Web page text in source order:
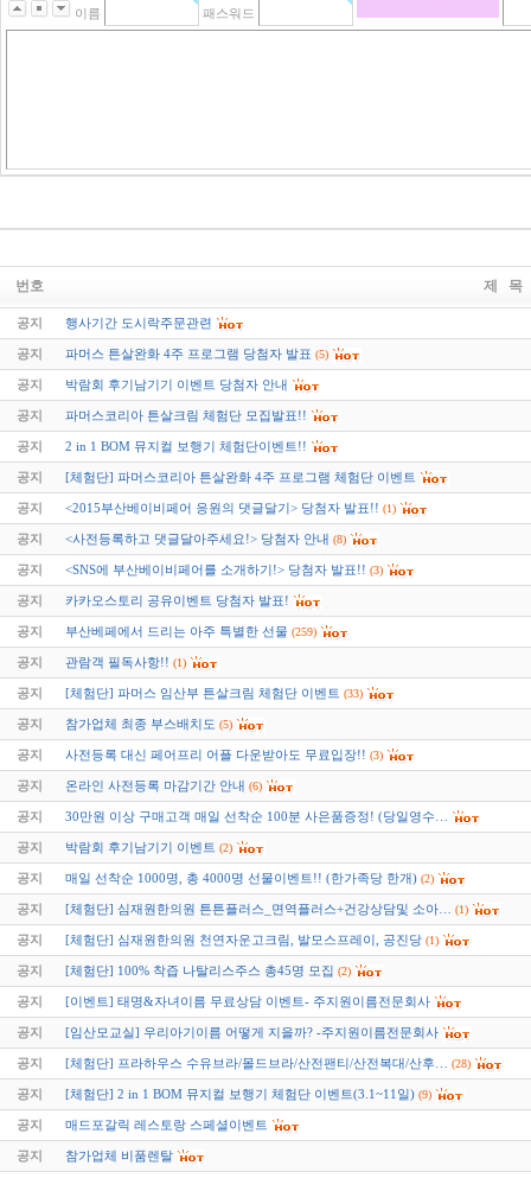
이름 패스워드
번호 제 목
공지 행사기간 도시락주문관련
공지 파머스 튼살완화 4주 프로그램 당첨자 발표 (5)
공지 박람회 후기남기기 이벤트 당첨자 안내
공지 파머스코리아 튼살크림 체험단 모집발표!!
공지 2 in 1 BOM 뮤지컬 보행기 체험단이벤트!!
공지 [체험단] 파머스코리아 튼살완화 4주 프로그램 체험단 이벤트
공지 <2015부산베이비페어 응원의 댓글달기> 당첨자 발표!! (1)
공지 <사전등록하고 댓글달아주세요!> 당첨자 안내 (8)
공지 <SNS에 부산베이비페어를 소개하기!> 당첨자 발표!! (3)
공지 카카오스토리 공유이벤트 당첨자 발표!
공지 부산베페에서 드리는 아주 특별한 선물 (259)
공지 관람객 필독사항!! (1)
공지 [체험단] 파머스 임산부 튼살크림 체험단 이벤트 (33)
공지 참가업체 최종 부스배치도 (5)
공지 사전등록 대신 페어프리 어플 다운받아도 무료입장!! (3)
공지 온라인 사전등록 마감기간 안내 (6)
공지 30만원 이상 구매고객 매일 선착순 100분 사은품증정! (당일영수…
공지 박람회 후기남기기 이벤트 (2)
공지 매일 선착순 1000명, 총 4000명 선물이벤트!! (한가족당 한개) (2)
공지 [체험단] 심재원한의원 튼튼플러스_면역플러스+건강상담및 소아… (1)
공지 [체험단] 심재원한의원 천연자운고크림, 발모스프레이, 공진당 (1)
공지 [체험단] 100% 착즙 나탈리스주스 총45명 모집 (2)
공지 [이벤트] 태명&자녀이름 무료상담 이벤트- 주지원이름전문회사
공지 [임산모교실] 우리아기이름 어떻게 지을까? -주지원이름전문회사
공지 [체험단] 프라하우스 수유브라/몰드브라/산전팬티/산전복대/산후… (28)
공지 [체험단] 2 in 1 BOM 뮤지컬 보행기 체험단 이벤트(3.1~11일) (9)
공지 매드포갈릭 레스토랑 스페셜이벤트
공지 참가업체 비품렌탈